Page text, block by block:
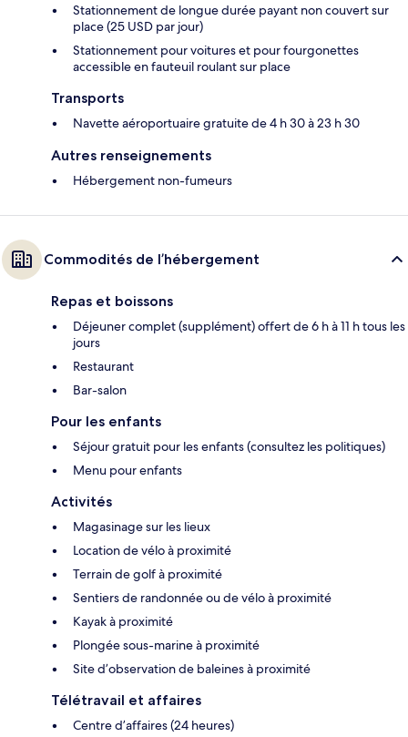
Stationnement de longue durée payant non couvert sur
place (25 USD par jour)
Stationnement pour voitures et pour fourgonettes
accessible en fauteuil roulant sur place
Transports
Navette aéroportuaire gratuite de 4 h 30 à 23 h 30
Autres renseignements
Hébergement non-fumeurs
Commodités de l’hébergement
Repas et boissons
Déjeuner complet (supplément) offert de 6 h à 11 h tous les
jours
Restaurant
Bar-salon
Pour les enfants
Séjour gratuit pour les enfants (consultez les politiques)
Menu pour enfants
Activités
Magasinage sur les lieux
Location de vélo à proximité
Terrain de golf à proximité
Sentiers de randonnée ou de vélo à proximité
Kayak à proximité
Plongée sous-marine à proximité
Site d’observation de baleines à proximité
Télétravail et affaires
Centre d’affaires (24 heures)